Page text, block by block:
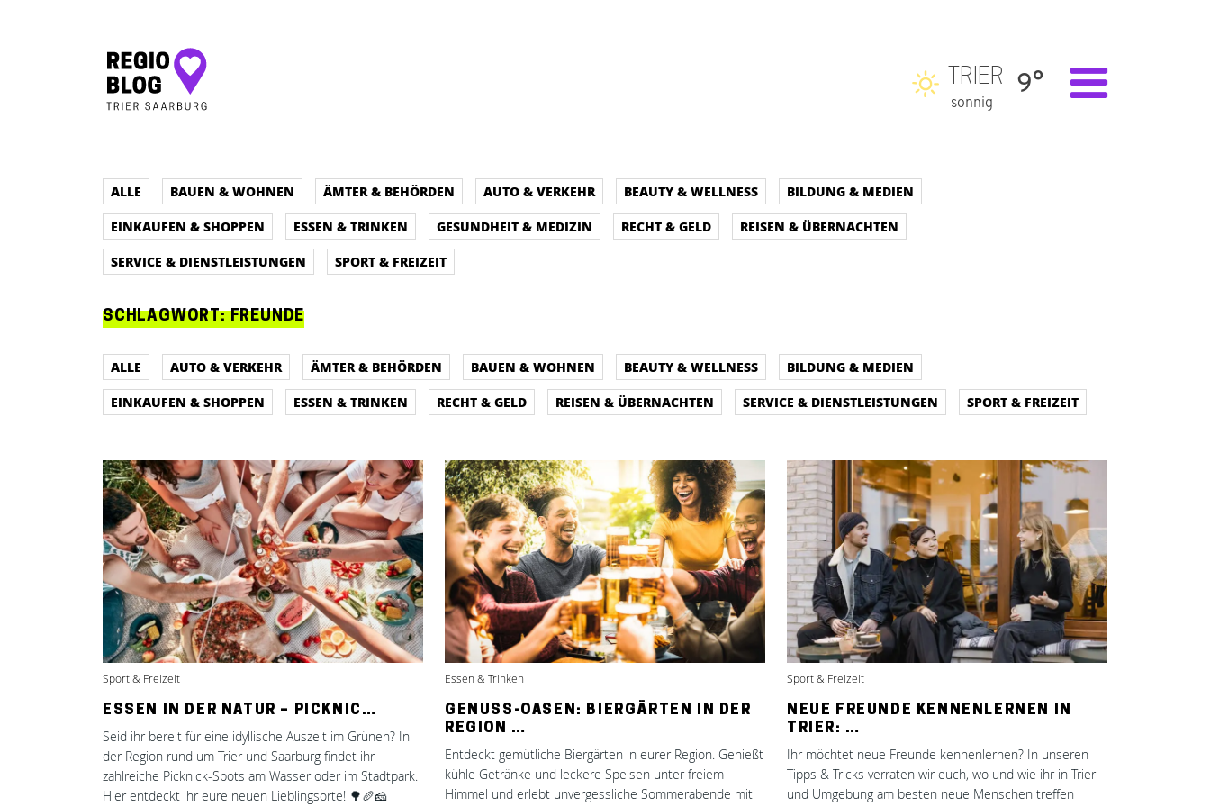
Hauptnavigation
TRIER
sonnig
9°
ALLE BAUEN & WOHNEN ÄMTER & BEHÖRDEN AUTO & VERKEHR BEAUTY & WELLNESS
BILDUNG & MEDIEN
EINKAUFEN & SHOPPEN
ESSEN & TRINKEN GESUNDHEIT & MEDIZIN RECHT & GELD
REISEN & ÜBERNACHTEN
SERVICE & DIENSTLEISTUNGEN
SPORT & FREIZEIT
SCHLAGWORT:FREUNDE
ALLE AUTO & VERKEHR ÄMTER & BEHÖRDEN BAUEN & WOHNEN BEAUTY & WELLNESS
BILDUNG & MEDIEN
EINKAUFEN & SHOPPEN
ESSEN & TRINKEN RECHT & GELD REISEN & ÜBERNACHTEN SERVICE & DIENSTLEISTUNGEN SPORT & FREIZEIT
Sport & Freizeit
ESSEN IN DER NATUR – PICKNIC…
Seid ihr bereit für eine idyllische Auszeit im Grünen? In
der Region rund um Trier und Saarburg findet ihr
zahlreiche Picknick-Spots am Wasser oder im Stadtpark.
Hier entdeckt ihr eure neuen Lieblingsorte! 🌳🥖🧀
Essen & Trinken
GENUSS-OASEN: BIERGÄRTEN IN DER
REGION …
Entdeckt gemütliche Biergärten in eurer Region. Genießt
kühle Getränke und leckere Speisen unter freiem
Himmel und erlebt unvergessliche Sommerabende mit
Sport & Freizeit
NEUE FREUNDE KENNENLERNEN IN
TRIER: …
Ihr möchtet neue Freunde kennenlernen? In unseren
Tipps & Tricks verraten wir euch, wo und wie ihr in Trier
und Umgebung am besten neue Menschen treffen